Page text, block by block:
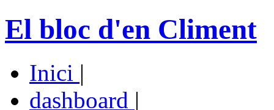
El bloc d'en Climent
Inici |
dashboard |